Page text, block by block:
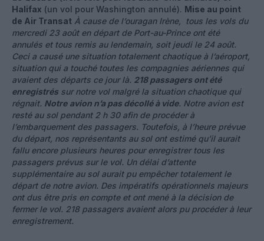
Halifax (un vol pour Washington annulé). Mise au point
de Air Transat À cause de l’ouragan Irène, tous les vols du
mercredi 23 août en départ de Port-au-Prince ont été
annulés et tous remis au lendemain, soit jeudi le 24 août.
Ceci a causé une situation totalement chaotique à l’aéroport,
situation qui a touché toutes les compagnies aériennes qui
avaient des départs ce jour là. 218 passagers ont été
enregistrés sur notre vol malgré la situation chaotique qui
régnait. Notre avion n’a pas décollé à vide. Notre avion est
resté au sol pendant 2 h 30 afin de procéder à
l’embarquement des passagers. Toutefois, à l’heure prévue
du départ, nos représentants au sol ont estimé qu’il aurait
fallu encore plusieurs heures pour enregistrer tous les
passagers prévus sur le vol. Un délai d’attente
supplémentaire au sol aurait pu empêcher totalement le
départ de notre avion. Des impératifs opérationnels majeurs
ont dus être pris en compte et ont mené à la décision de
fermer le vol. 218 passagers avaient alors pu procéder à leur
enregistrement.